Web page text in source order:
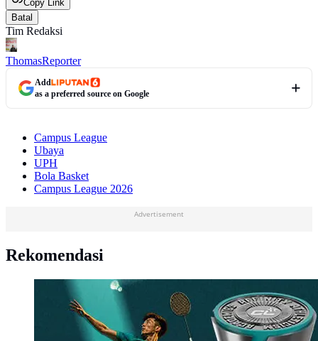
Copy Link
Batal
Tim Redaksi
ThomasReporter
Add
as a preferred source on Google
Campus League
Ubaya
UPH
Bola Basket
Campus League 2026
Advertisement
Rekomendasi